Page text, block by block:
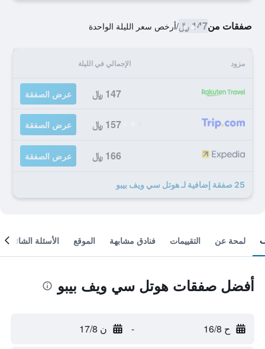
صفقات من147 ﷼ /أرخص سعر الليلة الواحدة
مزود الإجمالي في الليلة
147 ﷼ عرض الصفقة
157 ﷼ عرض الصفقة
166 ﷼ عرض الصفقة
25 صفقة إضافية لـ هوتل سي ويف بيبو
لمحة عن التقييمات فنادق مشابهة الموقع الأسئلة الشائعة
أفضل صفقات هوتل سي ويف بيبو
ح 16/8 - ن 17/8